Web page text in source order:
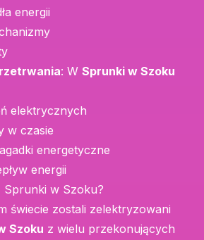
energii
: W Sprunki w Szoku
elektrycznych
w czasie
energetyczne
energii
Sprunki w Szoku?
świecie zostali zelektryzowani
Szoku z wielu przekonujących